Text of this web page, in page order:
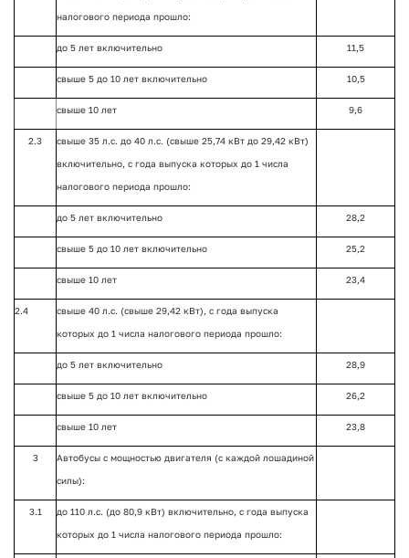
налогового периода прошло:
до 5 лет включительно 11,5
свыше 5 до 10 лет включительно 10,5
свыше 10 лет 9,6
2.3 свыше 35 л.с. до 40 л.с. (свыше 25,74 кВт до 29,42 кВт)
включительно, с года выпуска которых до 1 числа
налогового периода прошло:
до 5 лет включительно 28,2
свыше 5 до 10 лет включительно 25,2
свыше 10 лет 23,4
2.4 свыше 40 л.с. (свыше 29,42 кВт), с года выпуска
которых до 1 числа налогового периода прошло:
до 5 лет включительно 28,9
свыше 5 до 10 лет включительно 26,2
свыше 10 лет 23,8
3 Автобусы с мощностью двигателя (с каждой лошадиной
силы):
3.1 до 110 л.с. (до 80,9 кВт) включительно, с года выпуска
которых до 1 числа налогового периода прошло: